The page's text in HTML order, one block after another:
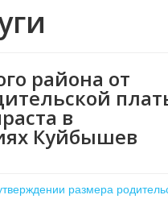
района от
в
Куйбышев
размера